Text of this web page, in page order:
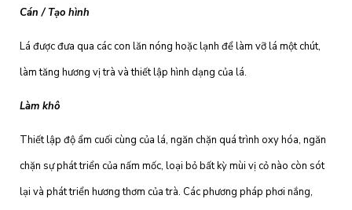
Cán / Tạo hình
Lá được đưa qua các con lăn nóng hoặc lạnh để làm vỡ lá một chút,
làm tăng hương vị trà và thiết lập hình dạng của lá.
Làm khô
Thiết lập độ ẩm cuối cùng của lá, ngăn chặn quá trình oxy hóa, ngăn
chặn sự phát triển của nấm mốc, loại bỏ bất kỳ mùi vị cỏ nào còn sót
lại và phát triển hương thơm của trà. Các phương pháp phơi nắng,